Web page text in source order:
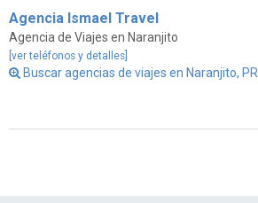
Agencia Ismael Travel
Agencia de Viajes en Naranjito
[ver teléfonos y detalles]
Buscar agencias de viajes en Naranjito, PR